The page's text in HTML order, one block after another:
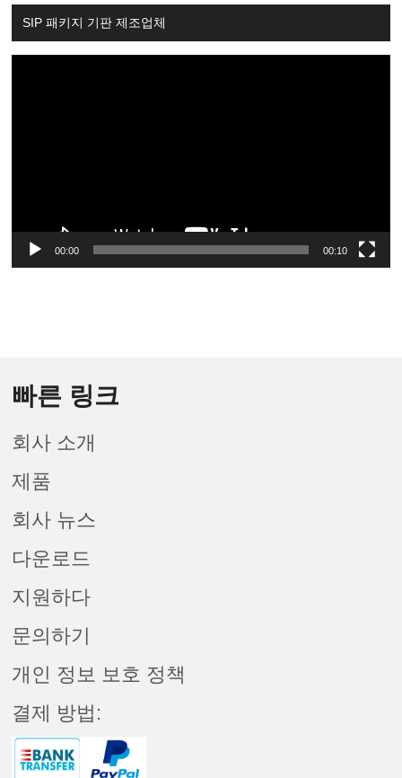
SIP 패키지 기판 제조업체
00:00 00:10
빠른 링크
회사 소개
제품
회사 뉴스
다운로드
지원하다
문의하기
개인 정보 보호 정책
결제 방법: